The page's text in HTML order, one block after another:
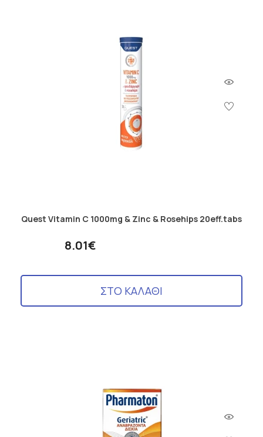
Quest Vitamin C 1000mg & Zinc & Rosehips 20eff.tabs
8.01€
ΣΤΟ ΚΑΛΑΘΙ